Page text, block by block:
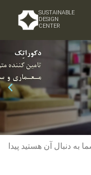
SUSTAINABLE
DESIGN
CENTER
به دنبال آن هستید پیدا